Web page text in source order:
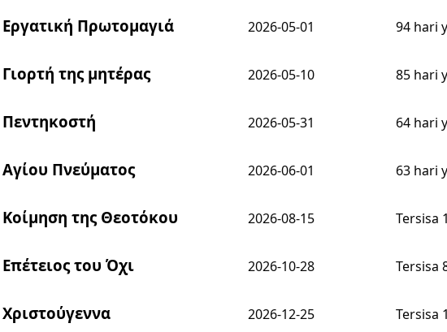
Εργατική Πρωτομαγιά 2026-05-01 94 hari
Γιορτή της μητέρας 2026-05-10 85 hari
Πεντηκοστή 2026-05-31 64 hari
Αγίου Πνεύματος 2026-06-01 63 hari
Κοίμηση της Θεοτόκου 2026-08-15 Tersisa
Επέτειος του Όχι 2026-10-28 Tersisa
Χριστούγεννα 2026-12-25 Tersisa